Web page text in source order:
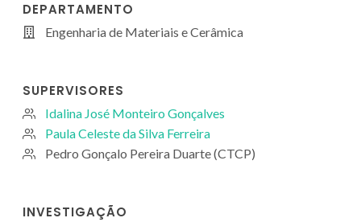
DEPARTAMENTO
Engenharia de Materiais e Cerâmica
SUPERVISORES
Idalina José Monteiro Gonçalves
Paula Celeste da Silva Ferreira
Pedro Gonçalo Pereira Duarte (CTCP)
INVESTIGAÇÃO